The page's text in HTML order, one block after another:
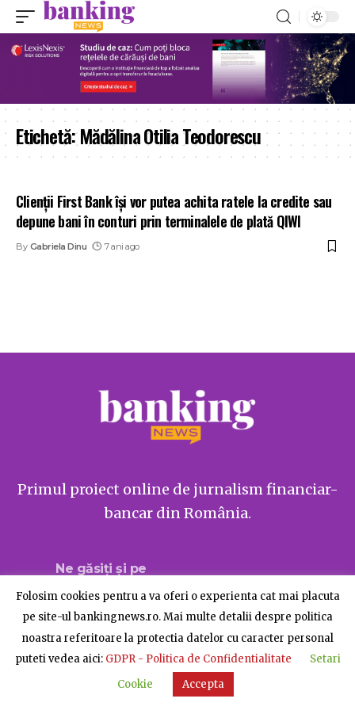
Etichetă:Mădălina Otilia Teodorescu
Clienții First Bank își vor putea achita ratele la credite sau
depune bani în conturi prin terminalele de plată QIWI
By Gabriela Dinu 7 ani ago
Primul proiect online de jurnalism financiar-
bancar din România.
Ne găsiți și pe
© BankingNews - Toate drepturile rezervate
Despre BankingNews Contact Publicitate
Folosim cookies pentru a va oferi o experienta cat mai placuta
pe site-ul bankingnews.ro. Mai multe detalii despre politica
noastra referitoare la protectia datelor cu caracter personal
puteti vedea aici: GDPR - Politica de Confidentialitate
Setari
Cookie
Accepta